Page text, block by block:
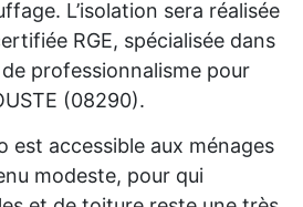
L’isolation sera réalisée
RGE, spécialisée dans
de professionnalisme pour
(08290).
est accessible aux ménages
modeste, pour qui